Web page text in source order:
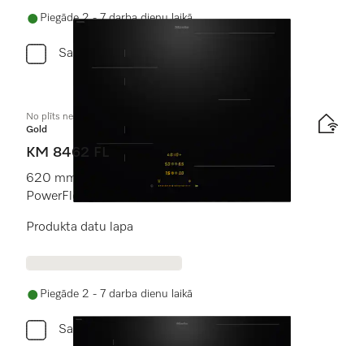
Piegāde 2 - 7 darba dienu laikā
Salīdzini
No plīts neatk. indukcijas plīts virsma
Gold
KM 8462 FL
620 mm | Atsevišķas gatavošanas zonas un
PowerFlex gatavošanas zona
Produkta datu lapa
Piegāde 2 - 7 darba dienu laikā
Salīdzini